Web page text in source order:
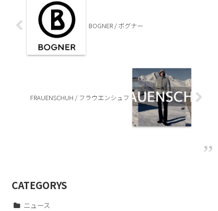
BOGNER / ボグナー
FRAUENSCHUH / フラウエンシュフ
CATEGORYS
ニュース